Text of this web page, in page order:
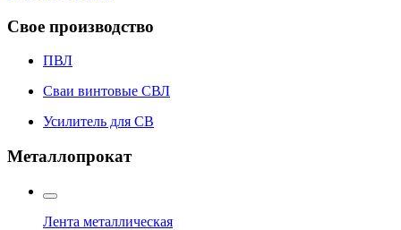
Свое производство
ПВЛ
Сваи винтовые СВЛ
Усилитель для СВ
Металлопрокат
Лента металлическая